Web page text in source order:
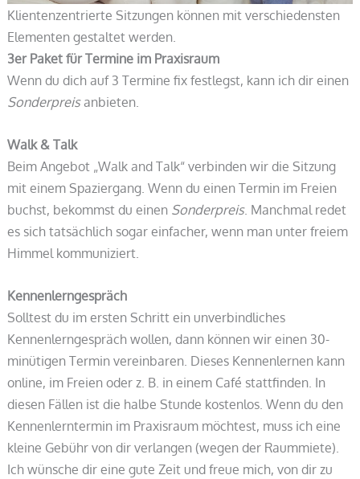
Klientenzentrierte Sitzungen können mit verschiedensten
Elementen gestaltet werden.
3er Paket für Termine im Praxisraum
Wenn du dich auf 3 Termine fix festlegst, kann ich dir einen
Sonderpreisanbieten.
Walk & Talk
Beim Angebot „Walk and Talk“ verbinden wir die Sitzung
mit einem Spaziergang. Wenn du einen Termin im Freien
buchst, bekommst du einen Sonderpreis. Manchmal redet
es sich tatsächlich sogar einfacher, wenn man unter freiem
Himmel kommuniziert.
Kennenlerngespräch
Solltest du im ersten Schritt ein unverbindliches
Kennenlerngespräch wollen, dann können wir einen 30-
minütigen Termin vereinbaren. Dieses Kennenlernen kann
online, im Freien oder z. B. in einem Café stattfinden. In
diesen Fällen ist die halbe Stunde kostenlos. Wenn du den
Kennenlerntermin im Praxisraum möchtest, muss ich eine
kleine Gebühr von dir verlangen (wegen der Raummiete).
Ich wünsche dir eine gute Zeit und freue mich, von dir zu